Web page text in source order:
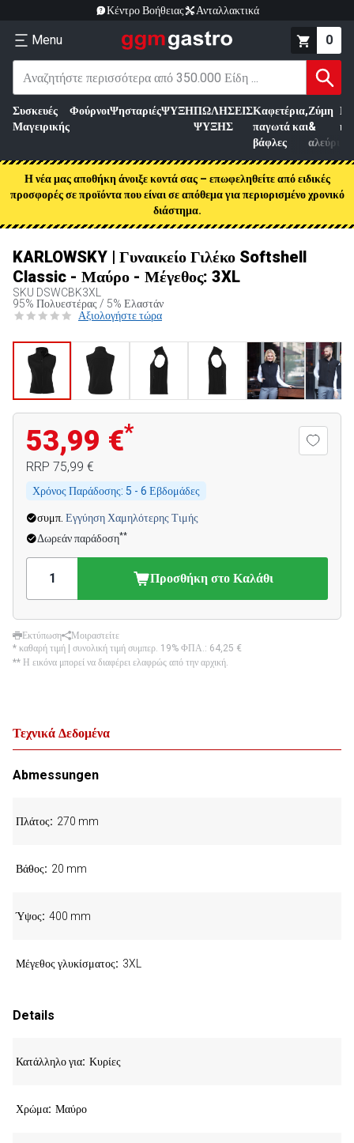
Κέντρο Βοήθειας Ανταλλακτικά
Menu 0
Συσκευές
Μαγειρικής
ΦούρνοιΨησταριέςΨΥΞΗΠΩΛΗΣΕΙΣ
ΨΥΞΗΣ
Καφετέρια,
παγωτά και
βάφλες
Ζύμη
&
αλεύρι
Η νέα μας αποθήκη άνοιξε κοντά σας – επωφεληθείτε από ειδικές
προσφορές σε προϊόντα που είναι σε απόθεμα για περιορισμένο χρονικό
διάστημα.
KARLOWSKY | Γυναικείο Γιλέκο Softshell
Classic - Μαύρο - Μέγεθος: 3XL
SKU DSWCBK3XL
95% Πολυεστέρας / 5% Ελαστάν
Αξιολογήστε τώρα
53,99 €*
RRP 75,99 €
Χρόνος Παράδοσης: 5 - 6 Εβδομάδες
συμπ. Εγγύηση Χαμηλότερης Τιμής
Δωρεάν παράδοση**
Προσθήκη στο Καλάθι
Εκτύπωση
Μοιραστείτε
* καθαρή τιμή | συνολική τιμή συμπερ. 19% ΦΠΑ.: 64,25 €
** Η εικόνα μπορεί να διαφέρει ελαφρώς από την αρχική.
Τεχνικά Δεδομένα
Abmessungen
Πλάτος 270 mm
Βάθος 20 mm
Ύψος 400 mm
Μέγεθος γλυκίσματος 3XL
Details
Κατάλληλο για Κυρίες
Χρώμα Μαύρο